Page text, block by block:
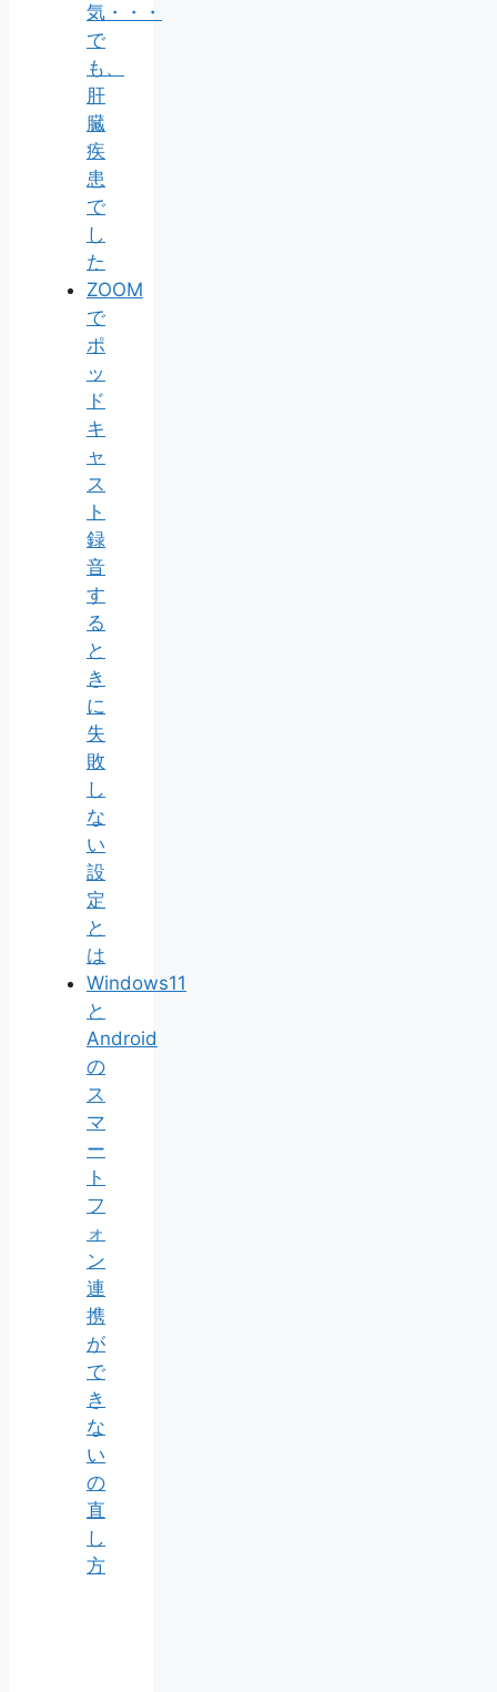
気・・・
で
も、
肝
臓
疾
患
で
し
た
ZOOM
で
ポ
ッ
ド
キ
ャ
ス
ト
録
音
す
る
と
き
に
失
敗
し
な
い
設
定
と
は
Windows11
と
Android
の
ス
マ
ー
ト
フ
ォ
ン
連
携
が
で
き
な
い
の
直
し
方